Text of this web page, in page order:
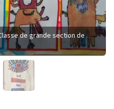
de grande section de